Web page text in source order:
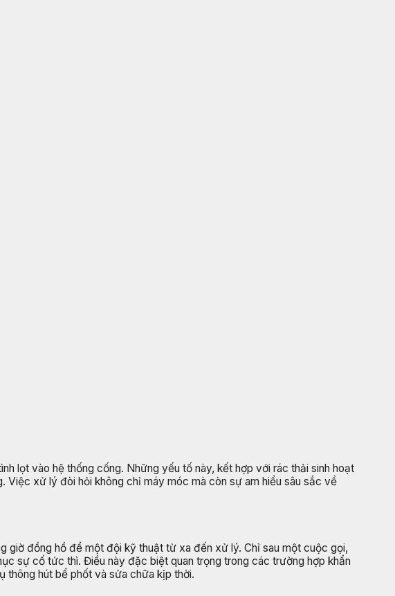
lọt vào hệ thống cống. Những yếu tố này, kết hợp với rác thải sinh hoạt
Việc xử lý đòi hỏi không chỉ máy móc mà còn sự am hiểu sâu sắc về
giờ đồng hồ để một đội kỹ thuật từ xa đến xử lý. Chỉ sau một cuộc gọi,
sự cố tức thì. Điều này đặc biệt quan trọng trong các trường hợp khẩn
thông hút bể phốt và sửa chữa kịp thời.